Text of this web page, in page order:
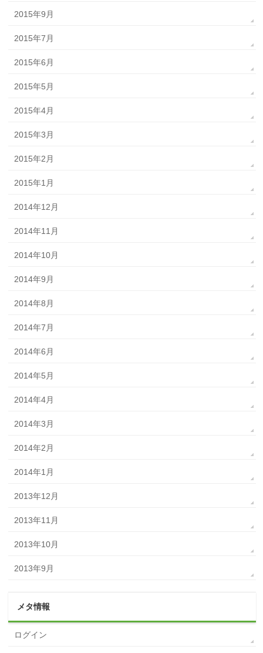
2015年9月
2015年7月
2015年6月
2015年5月
2015年4月
2015年3月
2015年2月
2015年1月
2014年12月
2014年11月
2014年10月
2014年9月
2014年8月
2014年7月
2014年6月
2014年5月
2014年4月
2014年3月
2014年2月
2014年1月
2013年12月
2013年11月
2013年10月
2013年9月
メタ情報
ログイン